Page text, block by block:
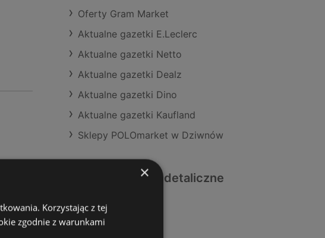
Oferty Gram Market
Aktualne gazetki E.Leclerc
Aktualne gazetki Netto
Aktualne gazetki Dealz
Aktualne gazetki Dino
Aktualne gazetki Kaufland
Sklepy POLOmarket w Dziwnów
Podobne sklepy detaliczne
Oferty Selgros
Oferty Stokrotka
×
Korzystając z tej
zgodnie z warunkami